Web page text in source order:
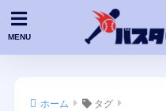
ホーム タグ